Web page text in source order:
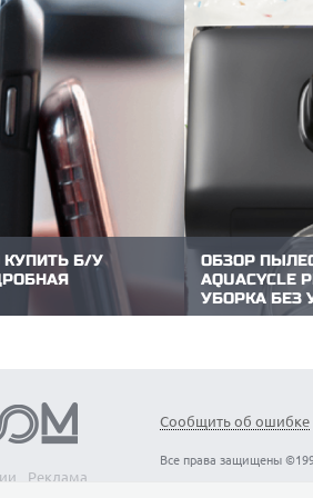
КУПИТЬ Б/У
— это поиск
оценить состояние
дорогостоящих...
ОБЗОР
УБОРКА БЕЗ
В линейке
уборки.
фильтрацией!
Реклама
Сообщить об ошибке
Все права защищены